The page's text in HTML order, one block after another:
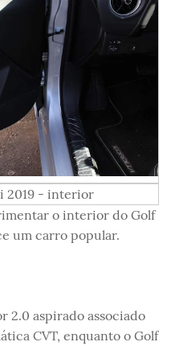
2019 - interior
o interior do Golf
um carro popular.
2.0 aspirado associado
CVT, enquanto o Golf